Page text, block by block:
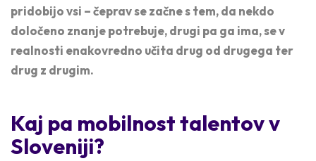
pridobijo vsi – čeprav se začne s tem, da nekdo
določeno znanje potrebuje, drugi pa ga ima, se v
realnosti enakovredno učita drug od drugega ter
drug z drugim.
Kaj pa mobilnost talentov v
Sloveniji?